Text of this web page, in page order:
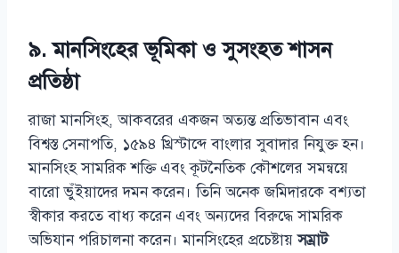
৯. মানসিংহের ভূমিকা ও সুসংহত শাসন
প্রতিষ্ঠা
রাজা মানসিংহ, আকবরের একজন অত্যন্ত প্রতিভাবান এবং
বিশ্বস্ত সেনাপতি, ১৫৯৪ খ্রিস্টাব্দে বাংলার সুবাদার নিযুক্ত হন।
মানসিংহ সামরিক শক্তি এবং কূটনৈতিক কৌশলের সমন্বয়ে
বারো ভুঁইয়াদের দমন করেন। তিনি অনেক জমিদারকে বশ্যতা
স্বীকার করতে বাধ্য করেন এবং অন্যদের বিরুদ্ধে সামরিক
অভিযান পরিচালনা করেন। মানসিংহের প্রচেষ্টায়সম্রাট